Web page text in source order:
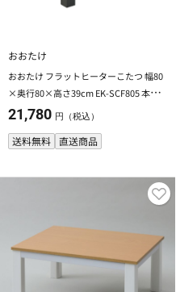
おおたけ
おおたけ フラットヒーターこたつ 幅80
×奥行80×高さ39cm EK-SCF805 本体
のみ
21,780 円（税込）
送料無料 直送商品